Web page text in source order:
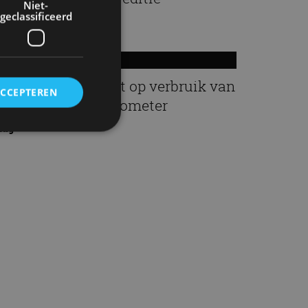
A2 e-Tron mikt op verbruik van
kWh per 100 kilometer
Niet-
geclassificeerd
om